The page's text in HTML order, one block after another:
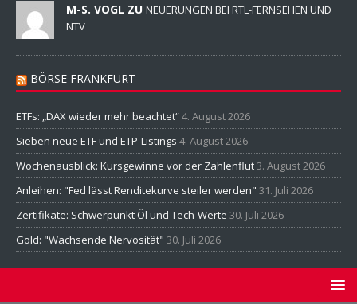
M-S. VOGL ZU NEUERUNGEN BEI RTL-FERNSEHEN UND
NTV
BÖRSE FRANKFURT
ETFs: „DAX wieder mehr beachtet“4. August 2026
Sieben neue ETF und ETP-Listings 4. August 2026
Wochenausblick: Kursgewinne vor der Zahlenflut3. August 2026
Anleihen: "Fed lässt Renditekurve steiler werden" 31. Juli 2026
Zertifikate: Schwerpunkt Öl und Tech-Werte 30. Juli 2026
Gold: "Wachsende Nervosität" 30. Juli 2026